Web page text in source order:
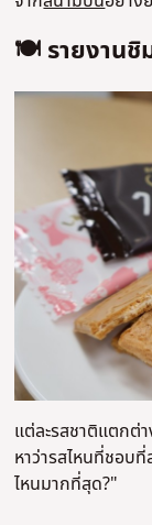
🍽️ รายงานชิ
แต่ละรสชาติแตกต่
หาว่ารสไหนที่ชอบ
ไหนมากที่สุด?"